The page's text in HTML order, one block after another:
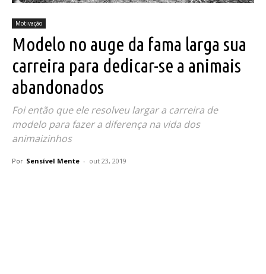
Motivação
Modelo no auge da fama larga sua
carreira para dedicar-se a animais
abandonados
Foi então que ele resolveu largar a carreira de
modelo para fazer a diferença na vida dos
animaizinhos
Por Sensível Mente - out 23, 2019